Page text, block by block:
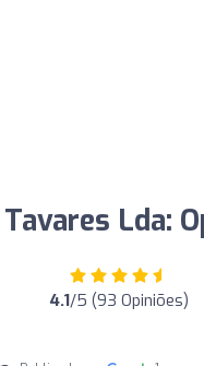
Lda:
4.1/5 (93 Opiniões)